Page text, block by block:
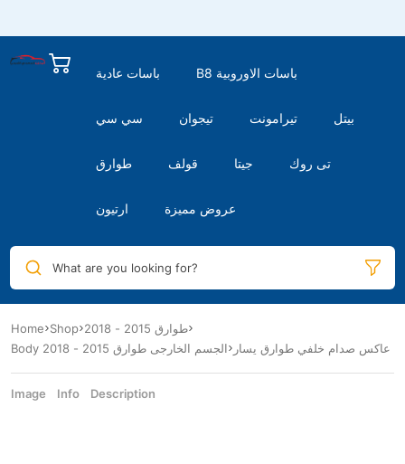
باسات عادية B8 باسات الاوروبية
سي سي تيجوان تيرامونت بيتل
طوارق قولف جيتا تى روك
ارتيون عروض مميزة
What are you looking for?
Home Shop
طوارق 2015 - 2018
Body الجسم الخارجى طوارق 2015 - 2018
عاكس صدام خلفي طوارق يسار
Image Info Description